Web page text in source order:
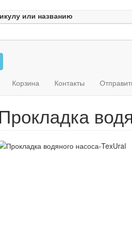
или названию
Корзина Контакты
Прокладка